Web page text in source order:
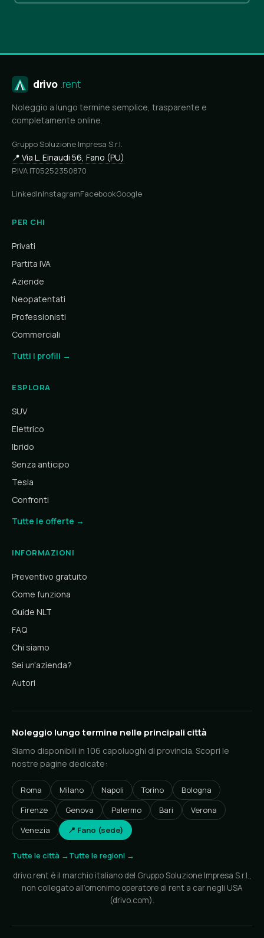
drivo .rent
Noleggio a lungo termine semplice, trasparente e
completamente online.
Gruppo Soluzione Impresa S.r.l.
📍 Via L. Einaudi 56, Fano (PU)
P.IVA IT05252350870
LinkedInInstagramFacebookGoogle
PER CHI
Privati
Partita IVA
Aziende
Neopatentati
Professionisti
Commerciali
Tutti i profili →
ESPLORA
SUV
Elettrico
Ibrido
Senza anticipo
Tesla
Confronti
Tutte le offerte →
INFORMAZIONI
Preventivo gratuito
Come funziona
Guide NLT
FAQ
Chi siamo
Sei un'azienda?
Autori
Noleggio lungo termine nelle principali città
Siamo disponibili in 106 capoluoghi di provincia. Scopri le
nostre pagine dedicate:
Roma Milano Napoli Torino
Bologna
Firenze
Genova Palermo Bari
Verona
Venezia
📍 Fano (sede)
Tutte le città →Tutte le regioni →
drivo.rent è il marchio italiano del Gruppo Soluzione Impresa S.r.l.,
non collegato all’omonimo operatore di rent a car negli USA
(drivo.com).